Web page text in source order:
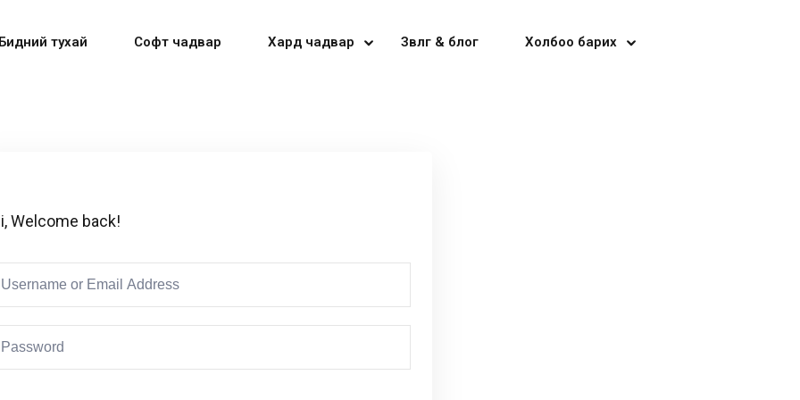
тухай Софт чадвар Хард чадвар Зөвлөгөө & блог Холбоо барих
Welcome back!
Don’t have an account?Sign up